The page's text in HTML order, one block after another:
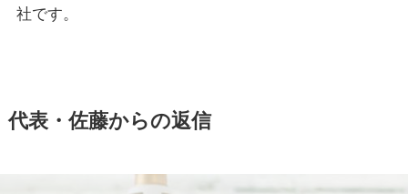
社です。
代表・佐藤からの返信